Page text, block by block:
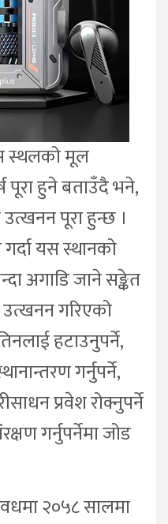
स्थलको मूल
पूरा हुने बताउँदै भने,
पूरा हुन्छ ।
यस स्थानको
अगाडि जाने सङ्केत
गरिएको
हटाउनुपर्ने,
गर्नुपर्ने,
प्रवेश रोक्नुपर्ने
गर्नुपर्नेमा जोड
२०५८ सालमा